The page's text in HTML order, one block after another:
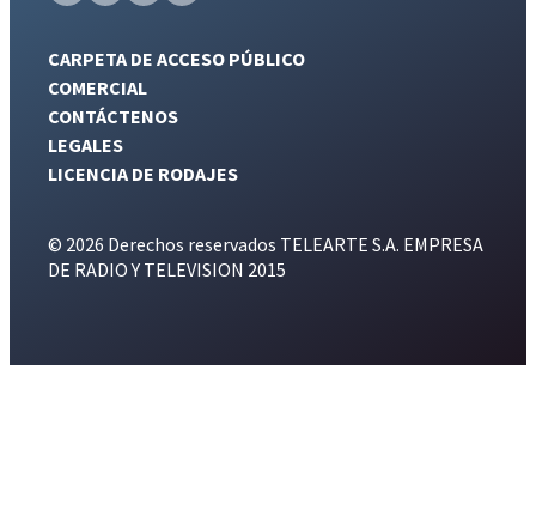
CARPETA DE ACCESO PÚBLICO
COMERCIAL
CONTÁCTENOS
LEGALES
LICENCIA DE RODAJES
© 2026 Derechos reservados TELEARTE S.A. EMPRESA
DE RADIO Y TELEVISION 2015